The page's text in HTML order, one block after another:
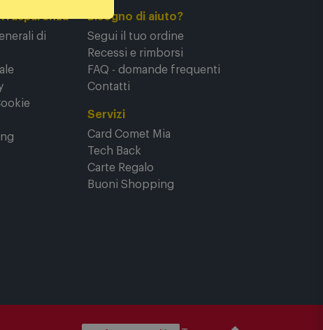
di
Bisogno di aiuto?
Segui il tuo ordine
Recessi e rimborsi
FAQ - domande frequenti
Contatti
Servizi
Card Comet Mia
Tech Back
Carte Regalo
Buoni Shopping